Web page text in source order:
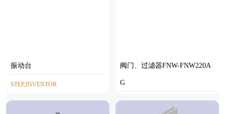
振动台
STEP,INVENTOR
阀门、过滤器FNW-FNW220A
G
SOLIDWORKS